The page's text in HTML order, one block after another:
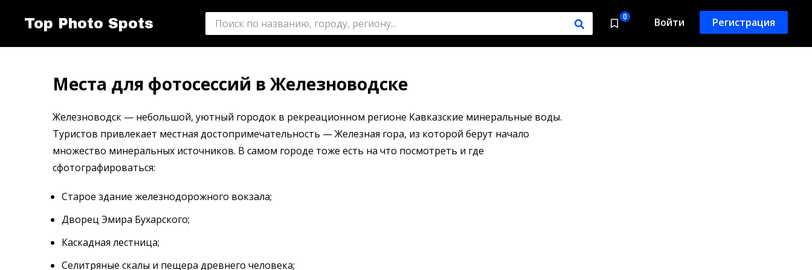
Top Photo Spots 0 Войти Регистрация
Места для фотосессий в Железноводске
Железноводск — небольшой, уютный городок в рекреационном регионе Кавказские минеральные воды.
Туристов привлекает местная достопримечательность — Железная гора, из которой берут начало
множество минеральных источников. В самом городе тоже есть на что посмотреть и где
сфотографироваться:
Старое здание железнодорожного вокзала;
Дворец Эмира Бухарского;
Каскадная лестница;
Селитряные скалы и пещера древнего человека;